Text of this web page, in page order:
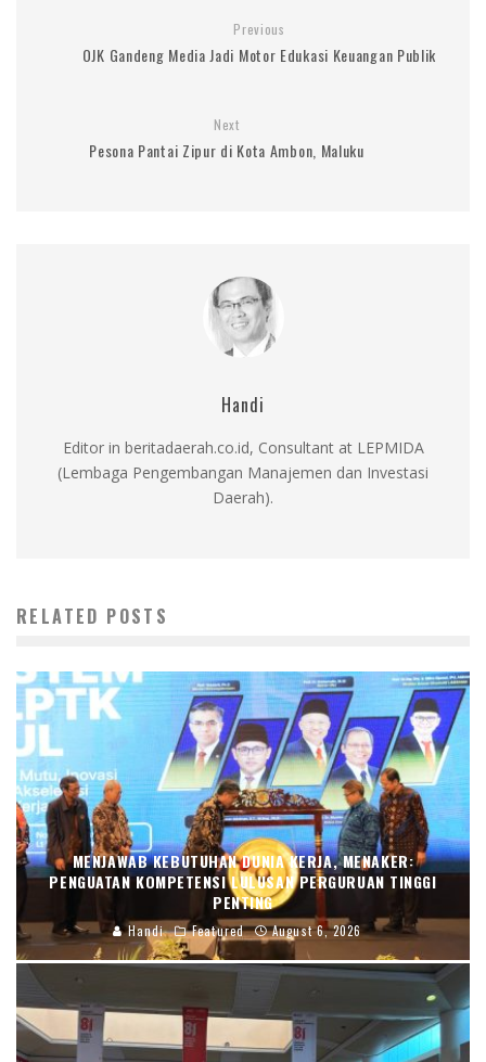
Previous
OJK Gandeng Media Jadi Motor Edukasi Keuangan Publik
Next
Pesona Pantai Zipur di Kota Ambon, Maluku
Handi
Editor in beritadaerah.co.id, Consultant at LEPMIDA
(Lembaga Pengembangan Manajemen dan Investasi
Daerah).
RELATED POSTS
MENJAWAB KEBUTUHAN DUNIA KERJA, MENAKER:
PENGUATAN KOMPETENSI LULUSAN PERGURUAN TINGGI
PENTING
Handi Featured August 6, 2026